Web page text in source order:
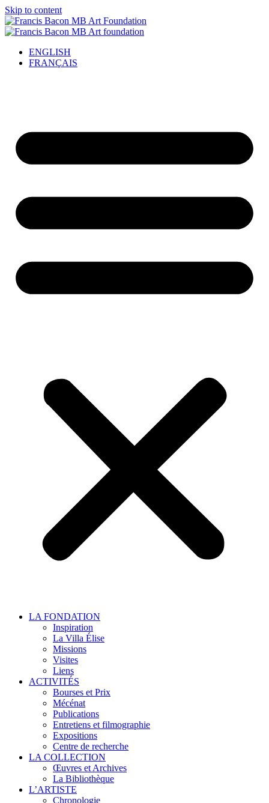
Skip to content
ENGLISH
FRANÇAIS
LA FONDATION
Inspiration
La Villa Élise
Missions
Visites
Liens
ACTIVITÉS
Bourses et Prix
Mécénat
Publications
Entretiens et filmographie
Expositions
Centre de recherche
LA COLLECTION
Œuvres et Archives
La Bibliothèque
L’ARTISTE
Chronologie